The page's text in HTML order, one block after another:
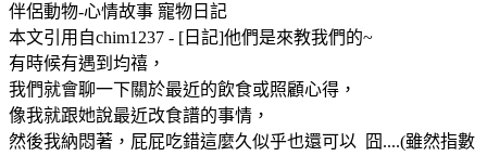
伴侶動物-心情故事 寵物日記
本文引用自chim1237 - [日記]他們是來教我們的~
有時候有遇到均禧，
我們就會聊一下關於最近的飲食或照顧心得，
像我就跟她說最近改食譜的事情，
然後我納悶著，屁屁吃錯這麼久似乎也還可以 囧....(雖然指數